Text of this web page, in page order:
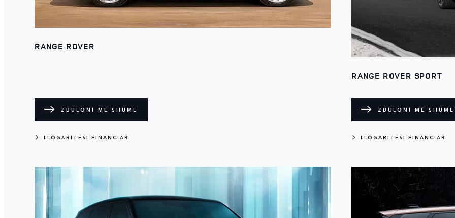
RANGE ROVER
ZBULONI MË SHUMË
LLOGARITËSI FINANCIAR
RANGE ROVER SPORT
ZBULONI MË SHUMË
LLOGARITËSI FINANCIAR